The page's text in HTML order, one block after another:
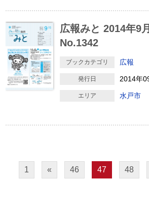
広報みと 2014年9
No.1342
ブックカテゴリ 広報
発行日 2014年
エリア 水戸市
1 « 46 47 48